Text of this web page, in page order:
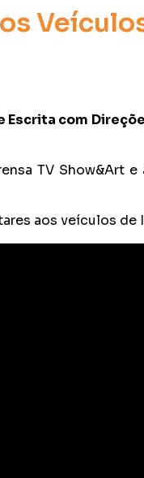
Escrita com
TV Show&Art
aos veículos de